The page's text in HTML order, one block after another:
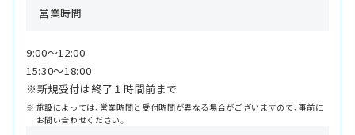
営業時間
9:00〜12:00
15:30〜18:00
※新規受付は終了１時間前まで
施設によっては、営業時間と受付時間が異なる場合がございますので、事前に
お問い合わせください。